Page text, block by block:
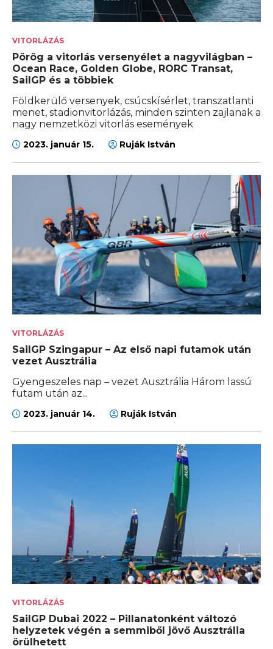
VITORLÁZÁS
Pörög a vitorlás versenyélet a nagyvilágban –
Ocean Race, Golden Globe, RORC Transat,
SailGP és a többiek
Földkerülő versenyek, csúcskísérlet, transzatlanti
menet, stadionvitorlázás, minden szinten zajlanak a
nagy nemzetközi vitorlás események
2023. január 15. Ruják István
VITORLÁZÁS
SailGP Szingapur – Az első napi futamok után
vezet Ausztrália
Gyengeszeles nap – vezet Ausztrália Három lassú
futam után az...
2023. január 14. Ruják István
VITORLÁZÁS
SailGP Dubai 2022 – Pillanatonként változó
helyzetek végén a semmiből jövő Ausztrália
örülhetett